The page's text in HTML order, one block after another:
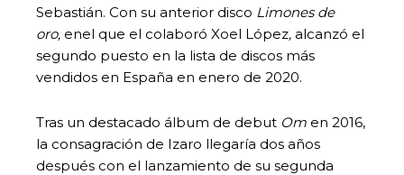
Sebastián. Con su anterior disco Limones de
oro, enel que el colaboró Xoel López, alcanzó el
segundo puesto en la lista de discos más
vendidos en España en enero de 2020.
Tras un destacado álbum de debut Om en 2016,
la consagración de Izaro llegaría dos años
después con el lanzamiento de su segunda